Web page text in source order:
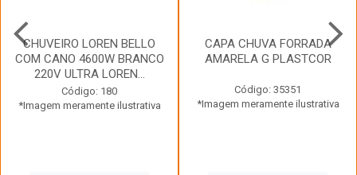
CHUVEIRO LOREN BELLO
COM CANO 4600W BRANCO
220V ULTRA LOREN...
Código: 180
*Imagem meramente ilustrativa
CAPA CHUVA FORRADA
AMARELA G PLASTCOR
Código: 35351
*Imagem meramente ilustrativa